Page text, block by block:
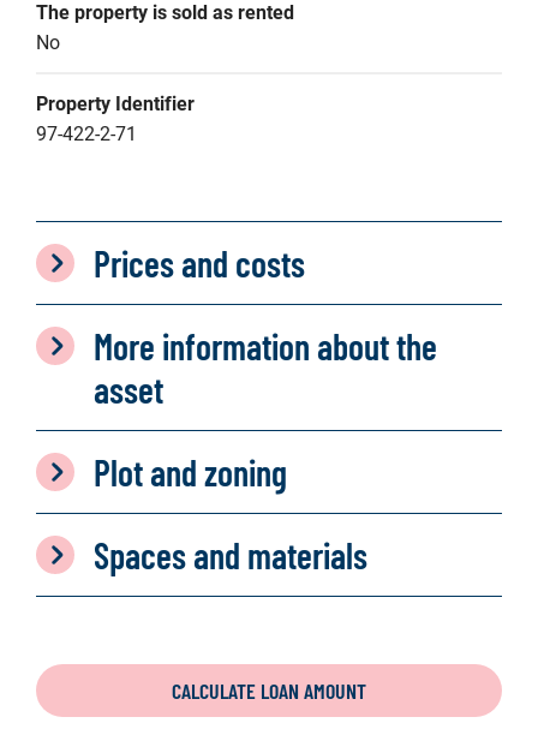
The property is sold as rented
No
Property Identifier
97-422-2-71
Prices and costs
More information about the
asset
Plot and zoning
Spaces and materials
CALCULATE LOAN AMOUNT